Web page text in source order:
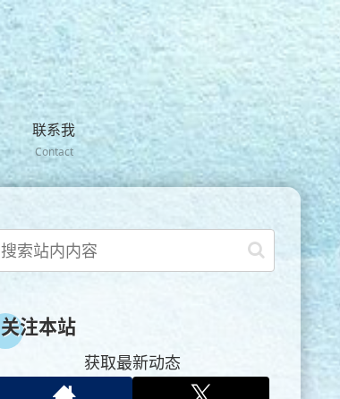
联系我
Contact
关注本站
获取最新动态